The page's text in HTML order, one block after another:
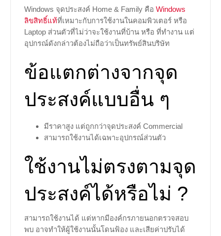
Windows จุดประสงค์ Home & Family คือ Windows
ลิขสิทธิ์แท้ที่เหมาะกับการใช้งานในคอมพิวเตอร์ หรือ
Laptop ส่วนตัวที่ไม่ว่าจะใช้งานที่บ้าน หรือ ที่ทำงาน แต่
อุปกรณ์ดังกล่าวต้องไม่ถือว่าเป็นทรัพย์สินบริษัท
ข้อแตกต่างจากจุด
ประสงค์แบบอื่น ๆ
มีราคาสูง แต่ถูกกว่าจุดประสงค์ Commercial
สามารถใช้งานได้เฉพาะอุปกรณ์ส่วนตัว
ใช้งานไม่ตรงตามจุด
ประสงค์ได้หรือไม่ ?
สามารถใช้งานได้ แต่หากมีองค์กรภายนอกตรวจสอบ
พบ อาจทำให้ผู้ใช้งานนั้นโดนฟ้อง และเสียค่าปรับได้